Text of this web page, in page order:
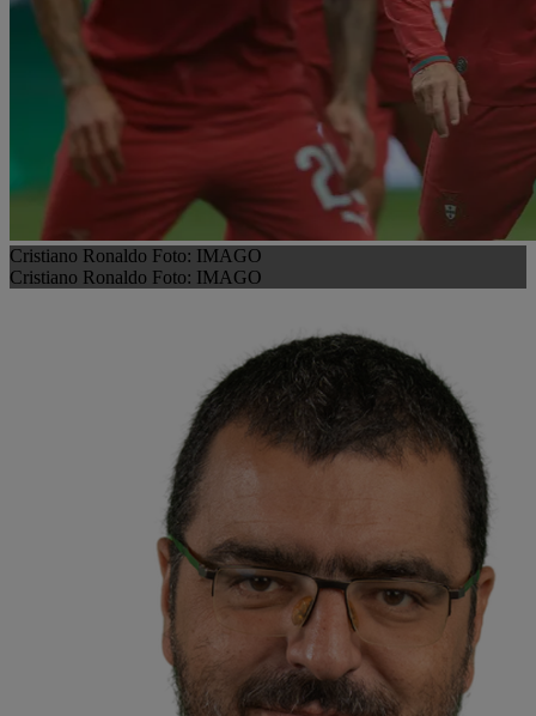
Cristiano Ronaldo Foto: IMAGO
Cristiano Ronaldo Foto: IMAGO